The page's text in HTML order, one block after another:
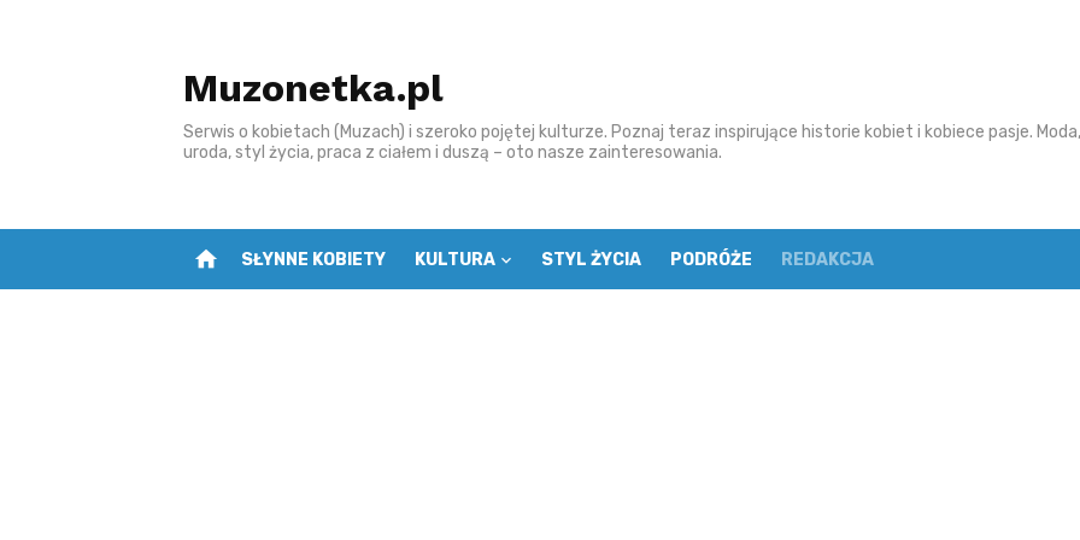
Muzonetka.pl
Serwis o kobietach (Muzach) i szeroko pojętej kulturze. Poznaj teraz inspirujące historie kobiet i kobiece pasje. Moda,
uroda, styl życia, praca z ciałem i duszą – oto nasze zainteresowania.
home SŁYNNE KOBIETY KULTURA STYL ŻYCIA PODRÓŻE REDAKCJA